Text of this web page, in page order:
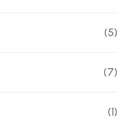
(5)
(7)
(1)